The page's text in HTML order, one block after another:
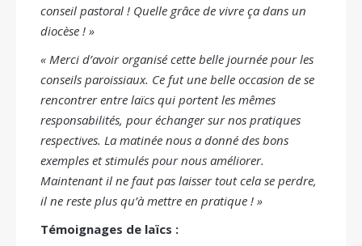
conseil pastoral ! Quelle grâce de vivre ça dans un
diocèse ! »
« Merci d’avoir organisé cette belle journée pour les
conseils paroissiaux. Ce fut une belle occasion de se
rencontrer entre laïcs qui portent les mêmes
responsabilités, pour échanger sur nos pratiques
respectives. La matinée nous a donné des bons
exemples et stimulés pour nous améliorer.
Maintenant il ne faut pas laisser tout cela se perdre,
il ne reste plus qu’à mettre en pratique ! »
Témoignages de laïcs :